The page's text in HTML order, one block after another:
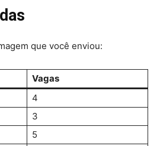
que você enviou:
Vagas
4
3
5